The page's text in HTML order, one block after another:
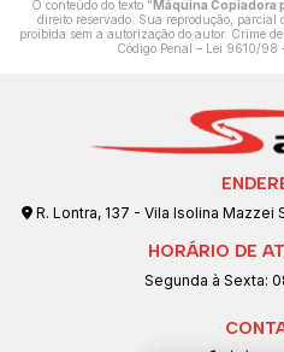
O conteúdo do texto "Máquina Copiadora
direito reservado. Sua reprodução, parcial
proibida sem a autorização do autor. Crime
Código Penal – Lei 9610/98
R. Lontra, 137 - Vila Isolina
HORÁRIO DE
Segunda à Sexta: